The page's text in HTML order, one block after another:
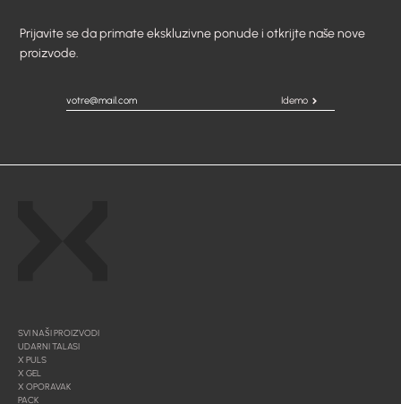
Prijavite se da primate ekskluzivne ponude i otkrijte naše nove
proizvode.
Idemo
SVI NAŠI PROIZVODI
UDARNI TALASI
X PULS
X GEL
X OPORAVAK
PACK